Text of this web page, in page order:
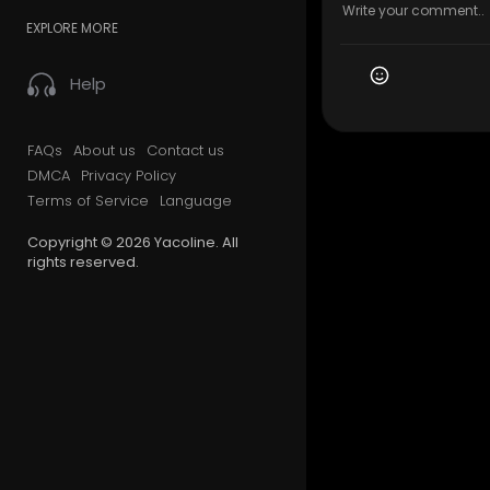
EXPLORE MORE
Help
FAQs About us
Contact us
DMCA Privacy Policy
Terms of Service
Language
Copyright © 2026 Yacoline. All
rights reserved.